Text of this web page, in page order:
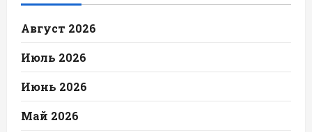
Август 2026
Июль 2026
Июнь 2026
Май 2026